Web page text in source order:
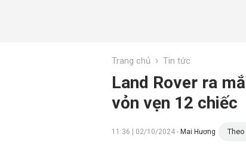
Trang chủ › Tin tức
Land Rover ra
vỏn vẹn 12 chiếc
11:36 | 02/10/2024 - Mai Hương